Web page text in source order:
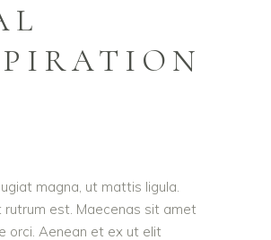
magna, ut mattis ligula.
rutrum est. Maecenas sit amet
orci. Aenean et ex ut elit